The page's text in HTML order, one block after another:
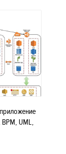
UML,